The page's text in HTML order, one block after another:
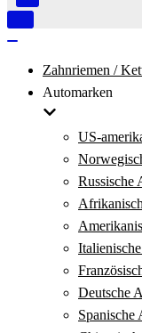
Navigation
Zahnriemen /
Automarken
US-
Russische
Deutsche
Spanische